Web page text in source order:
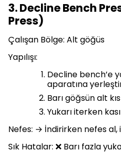
3. Decline Bench
Press)
Çalışan Bölge: Alt göğüs
Yapılışı:
Decline bench’e
aparatına
Barı göğsün alt
Yukarı iterken kası
Nefes: → İndirirken nefes al,
Sık Hatalar: ❌ Barı fazla